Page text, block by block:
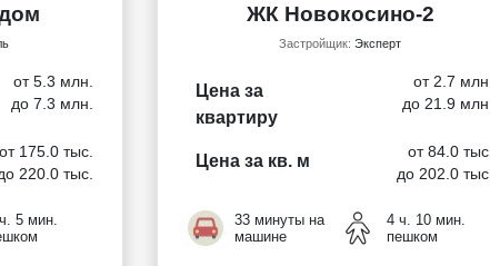
от 5.3 млн.
до 7.3 млн.
от 175.0 тыс.
220.0 тыс.
5 мин.
ЖК Новокосино-2
Застройщик: Эксперт
Цена за
квартиру
от 2.7 млн.
до 21.9 млн.
Цена за кв. м
от 84.0 тыс.
до 202.0 тыс.
33 минуты на
машине
4 ч. 10 мин.
пешком